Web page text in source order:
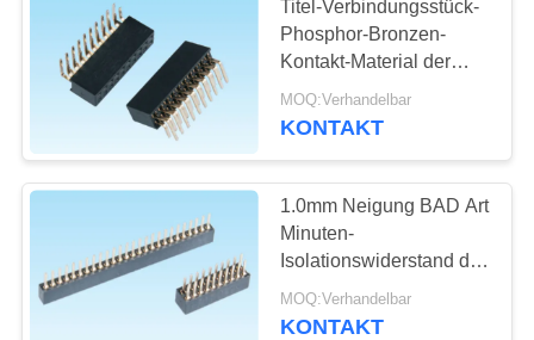
Titel-Verbindungsstück-
Phosphor-Bronzen-
Kontakt-Material der
gegenwärtigen
Bewertungs-2A
MOQ:Verhandelbar
KONTAKT
1.0mm Neigung BAD Art
Minuten-
Isolationswiderstand des
Flanschdose-
Verbindungsstück-
MOQ:Verhandelbar
KONTAKT